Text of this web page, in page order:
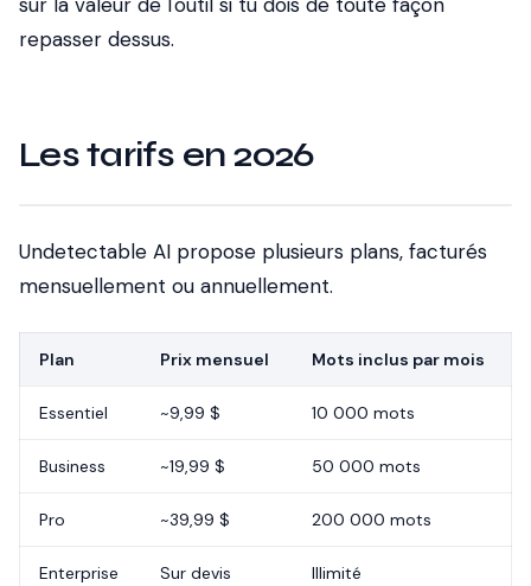
repasser dessus.
Les tarifs en 2026
Undetectable AI propose plusieurs plans, facturés
mensuellement ou annuellement.
Plan Prix mensuel Mots inclus par mois
Essentiel ~9,99 $ 10 000 mots
Business ~19,99 $ 50 000 mots
Pro ~39,99 $ 200 000 mots
Enterprise Sur devis Illimité